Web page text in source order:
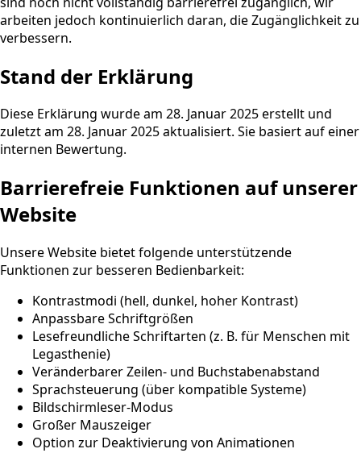
arbeiten jedoch kontinuierlich daran, die Zugänglichkeit zu
verbessern.
Stand der Erklärung
Diese Erklärung wurde am 28. Januar 2025 erstellt und
zuletzt am 28. Januar 2025 aktualisiert. Sie basiert auf einer
internen Bewertung.
Barrierefreie Funktionen auf unserer
Website
Unsere Website bietet folgende unterstützende
Funktionen zur besseren Bedienbarkeit:
Kontrastmodi (hell, dunkel, hoher Kontrast)
Anpassbare Schriftgrößen
Lesefreundliche Schriftarten (z. B. für Menschen mit
Legasthenie)
Veränderbarer Zeilen- und Buchstabenabstand
Sprachsteuerung (über kompatible Systeme)
Bildschirmleser-Modus
Großer Mauszeiger
Option zur Deaktivierung von Animationen